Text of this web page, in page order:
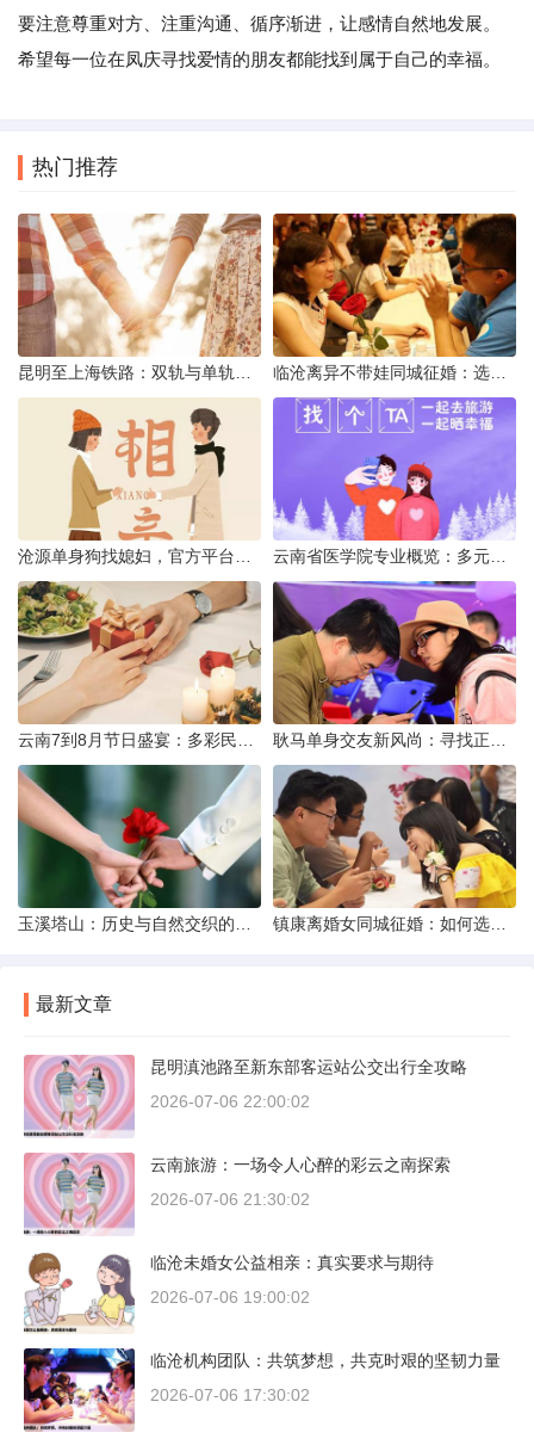
要注意尊重对方、注重沟通、循序渐进，让感情自然地发展。
希望每一位在凤庆寻找爱情的朋友都能找到属于自己的幸福。
热门推荐
最新文章
昆明滇池路至新东部客运站公交出行全攻略
2026-07-06 22:00:02
云南旅游：一场令人心醉的彩云之南探索
2026-07-06 21:30:02
临沧未婚女公益相亲：真实要求与期待
2026-07-06 19:00:02
临沧机构团队：共筑梦想，共克时艰的坚韧力量
2026-07-06 17:30:02